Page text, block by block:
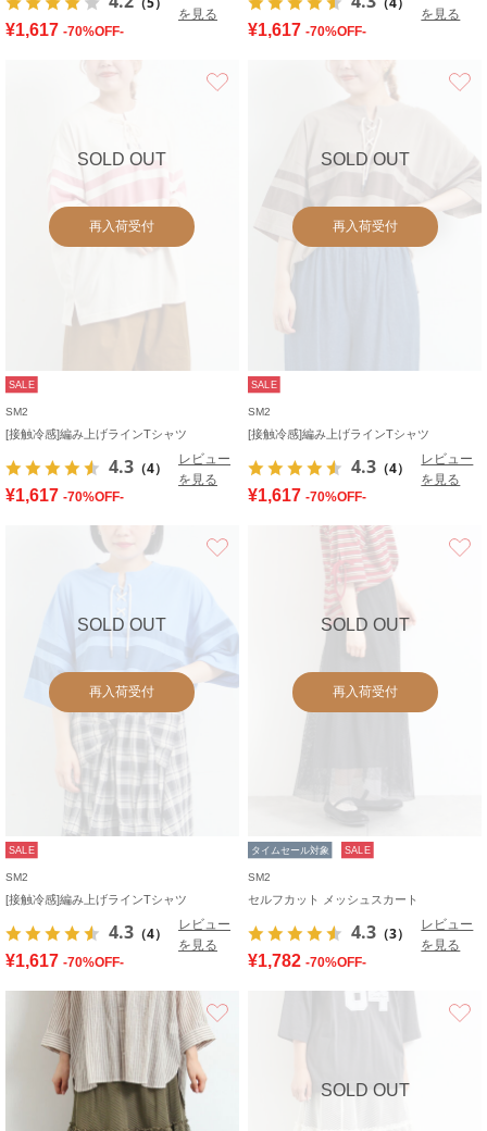
を見る
¥1,617 -70%OFF-
を見る
¥1,617 -70%OFF-
SOLD OUT
再入荷受付
SALE
SM2
[接触冷感]編み上げラインTシャツ
4.3 （4）
レビュー
を見る
¥1,617 -70%OFF-
SOLD OUT
再入荷受付
SALE
SM2
[接触冷感]編み上げラインTシャツ
4.3 （4）
レビュー
を見る
¥1,617 -70%OFF-
SOLD OUT
再入荷受付
SALE
SM2
[接触冷感]編み上げラインTシャツ
4.3 （4）
レビュー
を見る
¥1,617 -70%OFF-
SOLD OUT
再入荷受付
タイムセール対象 SALE
SM2
セルフカット メッシュスカート
4.3 （3）
レビュー
を見る
¥1,782 -70%OFF-
SOLD OUT